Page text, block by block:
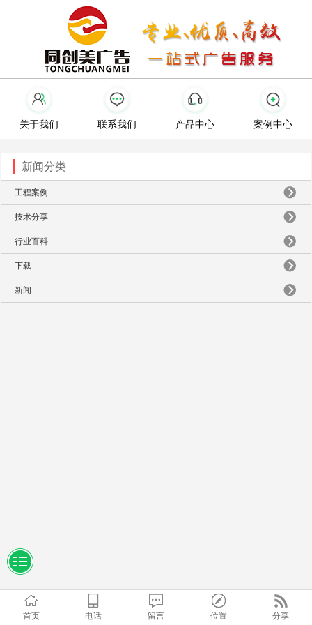
关于我们 联系我们 产品中心 案例中心
新闻分类
工程案例
技术分享
行业百科
下载
新闻
首页 电话 留言 位置 分享